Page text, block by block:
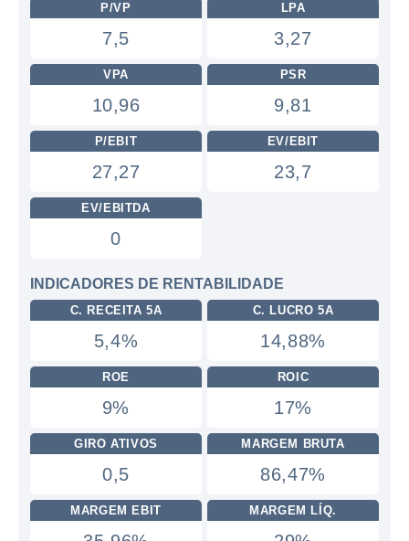
P/VP
7,5
LPA
3,27
VPA
10,96
PSR
9,81
P/EBIT
27,27
EV/EBIT
23,7
EV/EBITDA
0
INDICADORES DE RENTABILIDADE
C. RECEITA 5A
5,4%
C. LUCRO 5A
14,88%
ROE
9%
ROIC
17%
GIRO ATIVOS
0,5
MARGEM BRUTA
86,47%
MARGEM EBIT MARGEM LÍQ.